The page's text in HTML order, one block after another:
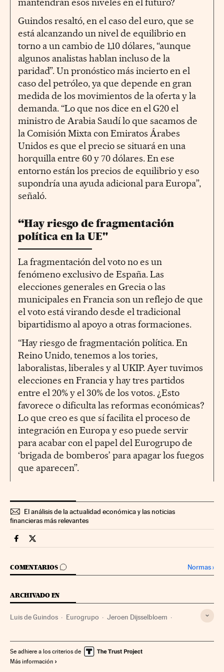
Guindos resaltó, en el caso del euro, que se
está alcanzando un nivel de equilibrio en
torno a un cambio de 1,10 dólares, “aunque
algunos analistas hablan incluso de la
paridad”. Un pronóstico más incierto en el
caso del petróleo, ya que depende en gran
medida de los movimientos de la oferta y la
demanda. “Lo que nos dice en el G20 el
ministro de Arabia Saudí lo que sacamos de
la Comisión Mixta con Emiratos Árabes
Unidos es que el precio se situará en una
horquilla entre 60 y 70 dólares. En ese
entorno están los precios de equilibrio y eso
supondría una ayuda adicional para Europa”,
señaló.
“Hay riesgo de fragmentación
política en la UE"
La fragmentación del voto no es un
fenómeno exclusivo de España. Las
elecciones generales en Grecia o las
municipales en Francia son un reflejo de que
el voto está virando desde el tradicional
bipartidismo al apoyo a otras formaciones.
“Hay riesgo de fragmentación política. En
Reino Unido, tenemos a los tories,
laboralistas, liberales y al UKIP. Ayer tuvimos
elecciones en Francia y hay tres partidos
entre el 20% y el 30% de los votos. ¿Esto
favorece o dificulta las reformas económicas?
Lo que creo es que sí facilita el proceso de
integración en Europa y eso puede servir
para acabar con el papel del Eurogrupo de
‘brigada de bomberos’ para apagar los fuegos
que aparecen”.
El análisis de la actualidad económica y las noticias
financieras más relevantes
Economia Cinco Días en Facebook
Economia Cinco Días en Twitter
COMENTARIOS
IR A LOS COMENTARIOS Normas›
ARCHIVADO EN
Luis de Guindos Eurogrupo Jeroen Dijsselbloem
Indicadores económicos Balcanes Petróleo
Europa sur Unión Europea
Se adhiere a los criterios de
Más información